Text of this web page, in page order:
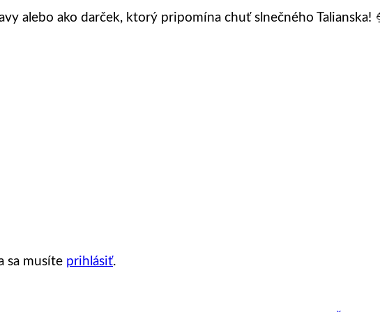
alebo ako darček, ktorý pripomína chuť slnečného Talianska!
sa musíte prihlásiť.